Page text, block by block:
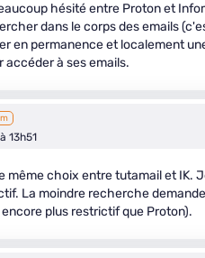
hésité entre Proton et
dans le corps des emails
en permanence et localement
accéder à ses emails.
13h51
choix entre tutamail et IK.
La moindre recherche
plus restrictif que Proton).